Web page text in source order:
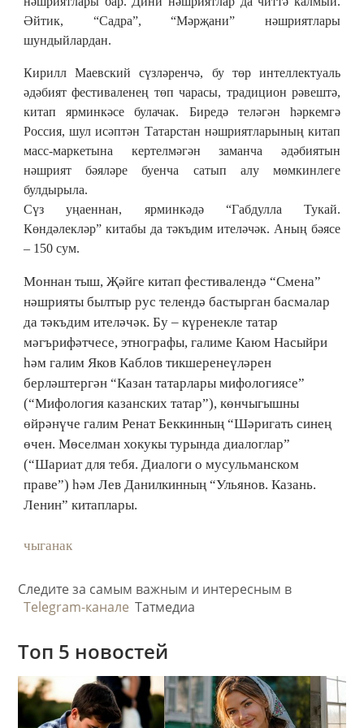
Әйтик, “Садра”, “Мәрҗани” нәшриятлары
шундыйлардан.
Кирилл Маевский сүзләренчә, бу төр интеллектуаль
әдәбият фестиваленең төп чарасы, традицион рәвештә,
китап ярминкәсе булачак. Биредә теләгән һәркемгә
Россия, шул исәптән Татарстан нәшриятларының китап
масс-маркетына кертелмәгән заманча әдәбиятын
нәшрият бәяләре буенча сатып алу мөмкинлеге
булдырыла.
Сүз уңаеннан, ярминкәдә “Габдулла Тукай.
Көндәлекләр” китабы да тәкъдим ителәчәк. Аның бәясе
– 150 сум.
Моннан тыш, Җәйге китап фестивалендә “Смена”
нәшрияты былтыр рус телендә бастырган басмалар
да тәкъдим ителәчәк. Бу – күренекле татар
мәгърифәтчесе, этнографы, галиме Каюм Насыйри
һәм галим Яков Каблов тикшеренеүләрен
берләштергән “Казан татарлары мифологиясе”
(“Мифология казанских татар”), көнчыгышны
өйрәнүче галим Ренат Беккинның “Шәригать синең
өчен. Мөселман хокукы турында диалоглар”
(“Шариат для тебя. Диалоги о мусульманском
праве”) һәм Лев Данилкинның “Ульянов. Казань.
Ленин” китаплары.
чыганак
Следите за самым важным и интересным в
Telegram-канале Татмедиа
Топ 5 новостей